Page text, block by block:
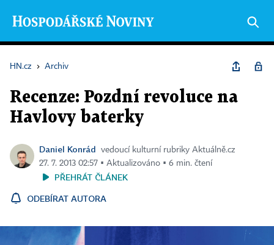
HN.cz › Archiv
Recenze: Pozdní revoluce na
Havlovy baterky
Daniel Konrád
vedoucí kulturní rubriky Aktuálně.cz
27. 7. 2013 02:57 ▪ Aktualizováno ▪ 6 min. čtení
PŘEHRÁT ČLÁNEK
ODEBÍRAT AUTORA